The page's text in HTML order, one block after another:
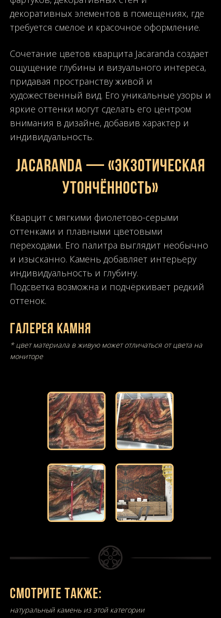
декоративных элементов в помещениях, где
требуется смелое и красочное оформление.
Сочетание цветов кварцита Jacaranda создает
ощущение глубины и визуального интереса,
придавая пространству живой и
художественный вид. Его уникальные узоры и
яркие оттенки могут сделать его центром
внимания в дизайне, добавив характер и
индивидуальность.
JACARANDA — «Экзотическая
утончённость»
Кварцит с мягкими фиолетово-серыми
оттенками и плавными цветовыми
переходами. Его палитра выглядит необычно
и изысканно. Камень добавляет интерьеру
индивидуальность и глубину.
Подсветка возможна и подчёркивает редкий
оттенок.
Галерея камня
* цвет материала в живую может отличаться от цвета на
мониторе
Смотрите также:
натуральный камень из этой категории